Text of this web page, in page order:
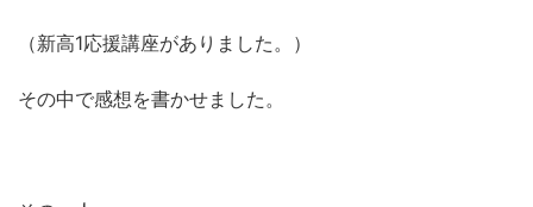
（新高1応援講座がありました。）
その中で感想を書かせました。